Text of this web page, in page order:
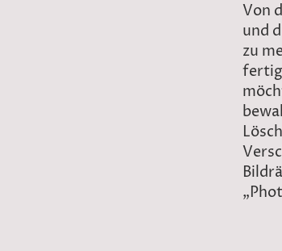
Von
und
zu